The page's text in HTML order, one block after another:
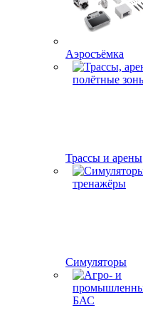
Аэросъёмка
Трассы и арены
Симуляторы